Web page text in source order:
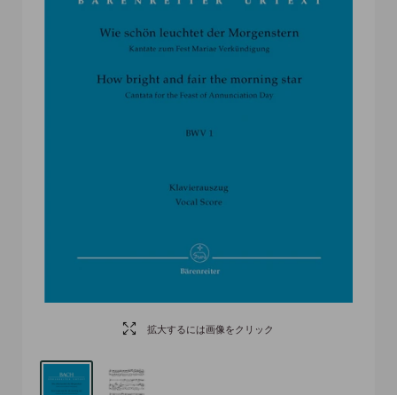
拡大するには画像をクリック